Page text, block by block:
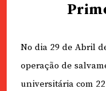
No dia 29 de Abril
operação de
universitária com